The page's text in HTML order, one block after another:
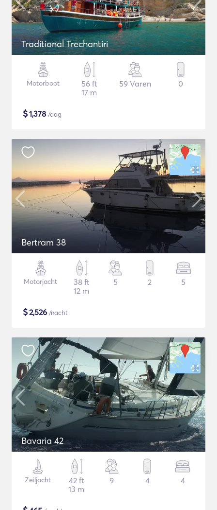
Traditional Trechantiri
Motorboot
56 ft
17 m
59 Varen 0
$1,378 /dag
Bertram 38
Motorjacht
38 ft
12 m
5 2 5
$2,526 /nacht
Bavaria 42
Zeiljacht
42 ft
13 m
9 4 4